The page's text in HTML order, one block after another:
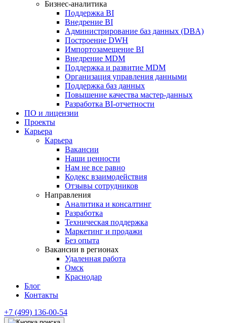
Бизнес-аналитика
Поддержка BI
Внедрение BI
Администрирование баз данных (DBA)
Построение DWH
Импортозамещение BI
Внедрение MDM
Поддержка и развитие MDM
Организация управления данными
Поддержка баз данных
Повышение качества мастер-данных
Разработка BI-отчетности
ПО и лицензии
Проекты
Карьера
Карьера
Вакансии
Наши ценности
Нам не все равно
Кодекс взаимодействия
Отзывы сотрудников
Направления
Аналитика и консалтинг
Разработка
Техническая поддержка
Маркетинг и продажи
Без опыта
Вакансии в регионах
Удаленная работа
Омск
Краснодар
Блог
Контакты
+7 (499) 136-00-54